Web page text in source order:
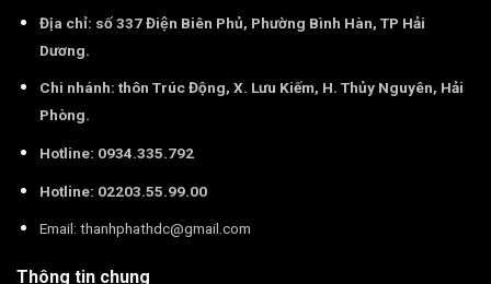
Địa chỉ: số 337 Điện Biên Phủ, Phường Bình Hàn, TP Hải
Dương.
Chi nhánh: thôn Trúc Động, X. Lưu Kiếm, H. Thủy Nguyên, Hải
Phòng.
Hotline: 0934.335.792
Hotline: 02203.55.99.00
Email: thanhphathdc@gmail.com
Thông tin chung